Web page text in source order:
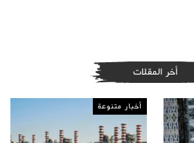
أخر المقلات
أخبار متنوعة